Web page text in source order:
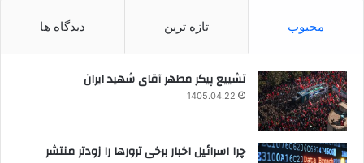
محبوب تازه ترین دیدگاه ها
تشییع پیکر مطهر آقای شهید ایران
1405.04.22
چرا اسرائیل اخبار برخی ترورها را زودتر منتشر